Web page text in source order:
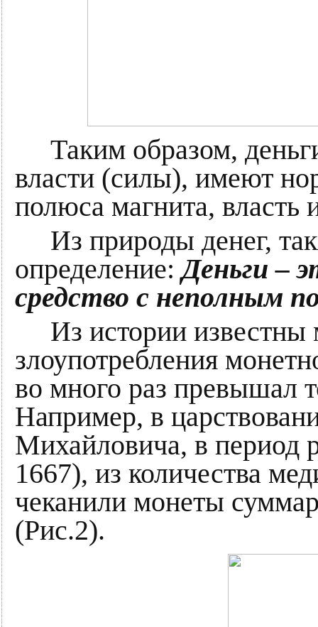
Таким образом,
власти (силы), имеют
полюса магнита, власть
Из природы денег,
определение:Деньги –
средство с неполным
Из истории
злоупотребления
во много раз превышал
Например, в
Михайловича, в период
1667), из количества
чеканили монеты
(Рис.2).